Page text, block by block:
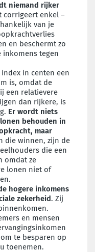
niemand rijker
corrigeert enkel –
van je
en beschermt zo
inkomens tegen
in centen een
is, omdat de
een relatievere
dan rijkere, is
Er wordt niets
behouden in
maar
die winnen, zijn de
die een
omdat ze
lonen niet of
hogere inkomens
zekerheid. Zij
en mensen
te besparen op
toenemen.